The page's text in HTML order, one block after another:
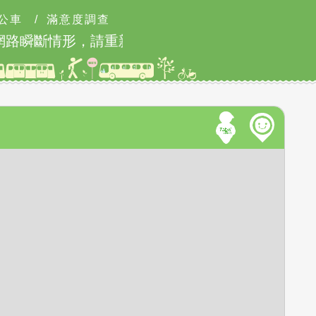
車 / 滿意度調查
斷情形，請重新連線即可排除